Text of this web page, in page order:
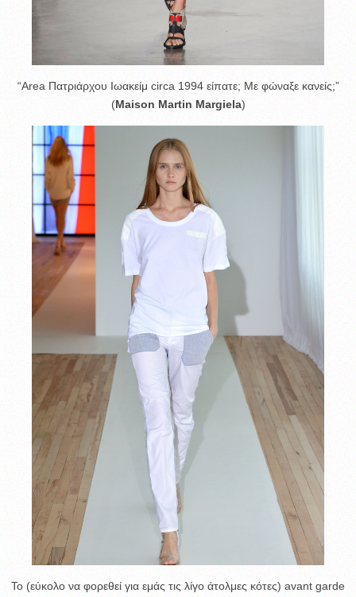
“Area Πατριάρχου Ιωακείμ circa 1994 είπατε; Με φώναξε κανείς;”
(Maison Martin Margiela)
To (εύκολο να φορεθεί για εμάς τις λίγο άτολμες κότες) avant garde